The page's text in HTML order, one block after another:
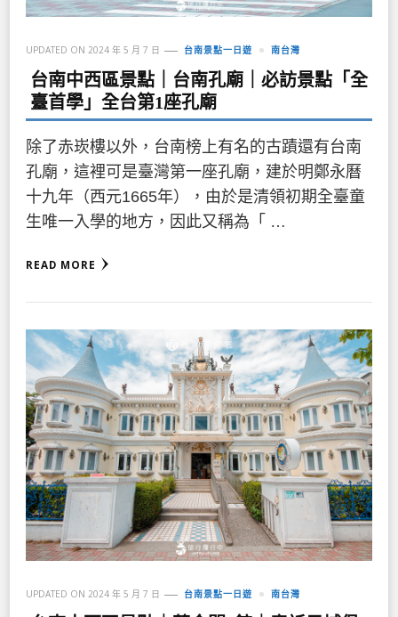
UPDATED ON 2024 年 5 月 7 日 台南景點一日遊 南台灣
台南中西區景點｜台南孔廟｜必訪景點「全
臺首學」全台第1座孔廟
除了赤崁樓以外，台南榜上有名的古蹟還有台南
孔廟，這裡可是臺灣第一座孔廟，建於明鄭永曆
十九年（西元1665年），由於是清領初期全臺童
生唯一入學的地方，因此又稱為「 …
READ MORE
UPDATED ON 2024 年 5 月 7 日 台南景點一日遊 南台灣